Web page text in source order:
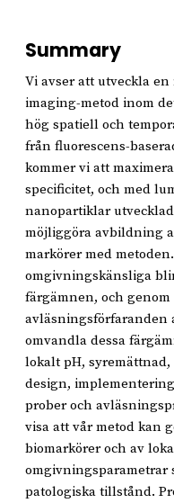
Summary
Vi avser att utveckla
imaging-metod inom
hög spatiell och
från fluorescens-
kommer vi att
specificitet, och med
nanopartiklar
möjliggöra avbildning
markörer med
omgivningskänsliga
färgämnen, och
avläsningsförfaranden
omvandla dessa
lokalt pH,
design,
prober och
visa att vår metod kan
biomarkörer och av
omgivningsparametrar
patologiska tillstånd.